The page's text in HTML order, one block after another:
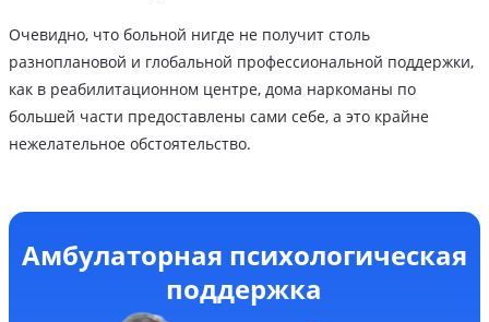
Очевидно, что больной нигде не получит столь
разноплановой и глобальной профессиональной поддержки,
как в реабилитационном центре, дома наркоманы по
большей части предоставлены сами себе, а это крайне
нежелательное обстоятельство.
Амбулаторная психологическая
поддержка